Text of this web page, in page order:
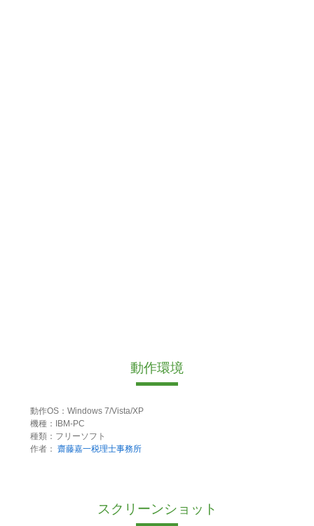
動作環境
動作OS：Windows 7/Vista/XP
機種：IBM-PC
種類：フリーソフト
作者： 齋藤嘉一税理士事務所
スクリーンショット